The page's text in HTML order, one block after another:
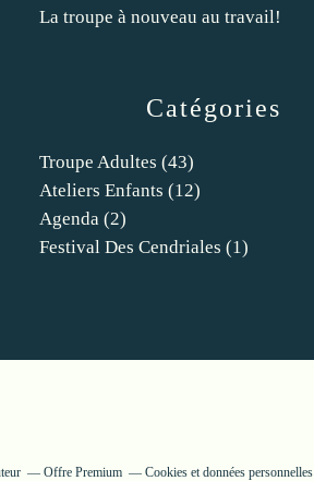
Catégories
Troupe Adultes (43)
Ateliers Enfants (12)
Agenda (2)
Festival Des Cendriales (1)
La troupe à nouveau au travail!
Offre Premium Cookies et données personnelles